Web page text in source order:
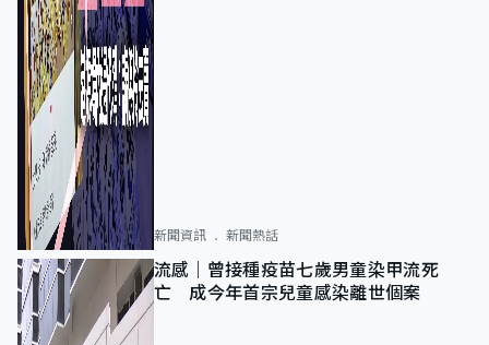
新聞資訊 新聞熱話
流感｜曾接種疫苗七歲男童染甲流死
亡 成今年首宗兒童感染離世個案